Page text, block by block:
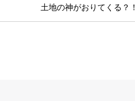
土地の神がおりてくる？！